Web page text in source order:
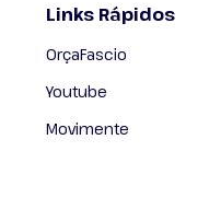
Links Rápidos
OrçaFascio
Youtube
Movimente